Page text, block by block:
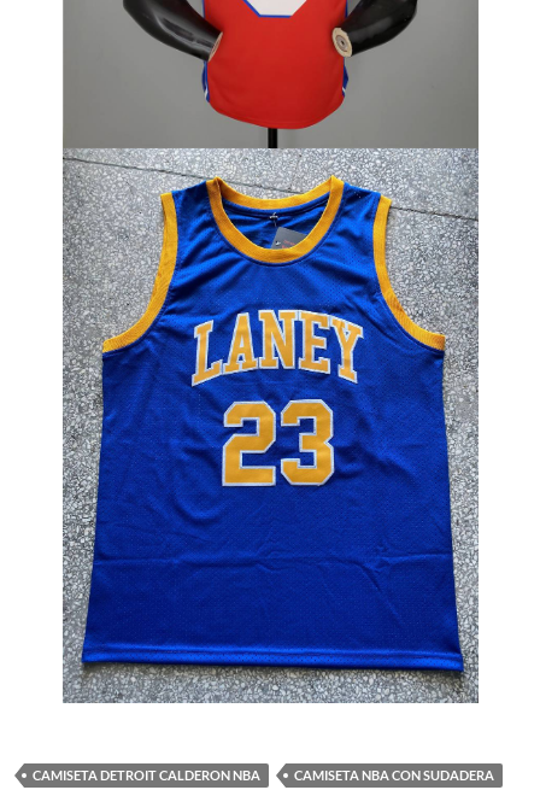
CAMISETA DETROIT CALDERON NBA CAMISETA NBA CON SUDADERA